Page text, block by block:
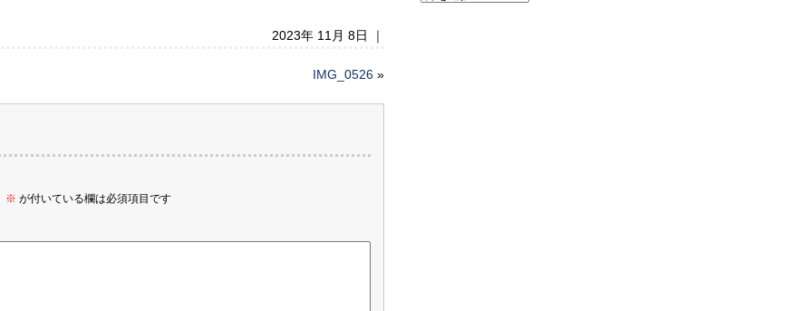
2023年 11月 8日 ｜
IMG_0526 »
※ が付いている欄は必須項目です